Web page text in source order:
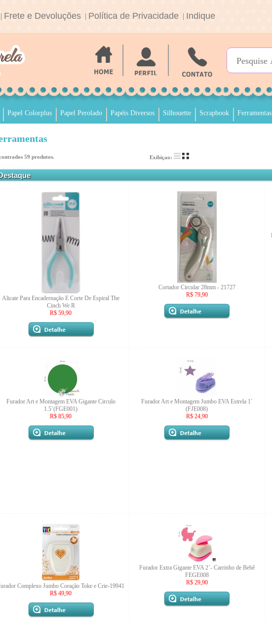
| Frete e Devoluções | Política de Privacidade | Indique
Papel Colorplus Papel Perolado Papéis Diversos Silhouette Scrapbook Ferramentas
59 produtos. Exibiçao:
Alicate Para Encadernação E Corte De Espiral The
Cinch We R
R$ 59,90
Cortador Circular 28mm - 21727
R$ 79,90
Furador Art e Montagem EVA Gigante Circulo
1.5`(FGE001)
R$ 85,90
Furador Art e Montagem Jumbo EVA Estrela 1´
(FJE008)
R$ 24,90
Complexo Jumbo Coração Toke e Crie-19941
R$ 49,90
Furador Extra Gigante EVA 2´- Carrinho de Bebê
FEGE008
R$ 29,90